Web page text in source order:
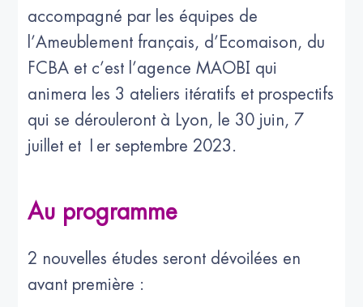
accompagné par les équipes de
l’Ameublement français, d’Ecomaison, du
FCBA et c’est l’agence MAOBI qui
animera les 3 ateliers itératifs et prospectifs
qui se dérouleront à Lyon, le 30 juin, 7
juillet et 1er septembre 2023.
Au programme
2 nouvelles études seront dévoilées en
avant première :